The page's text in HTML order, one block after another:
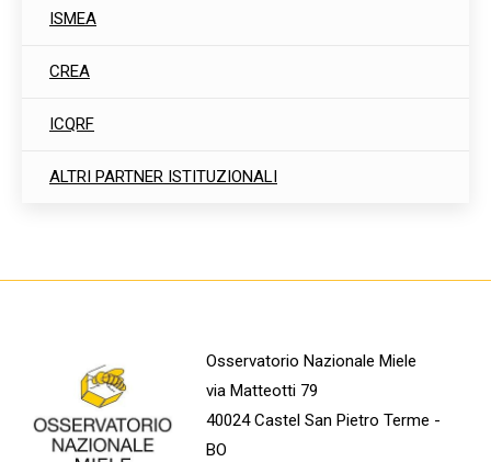
ISMEA
CREA
ICQRF
ALTRI PARTNER ISTITUZIONALI
Osservatorio Nazionale Miele
via Matteotti 79
40024 Castel San Pietro Terme -
BO